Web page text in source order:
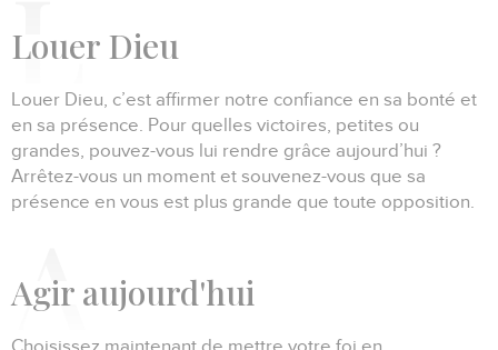
Louer Dieu
Louer Dieu, c’est affirmer notre confiance en sa bonté et
en sa présence. Pour quelles victoires, petites ou
grandes, pouvez-vous lui rendre grâce aujourd’hui ?
Arrêtez-vous un moment et souvenez-vous que sa
présence en vous est plus grande que toute opposition.
Agir aujourd'hui